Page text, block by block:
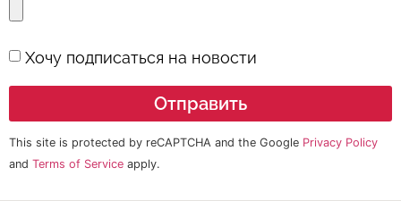
Хочу подписаться на новости
Отправить
This site is protected by reCAPTCHA and the Google Privacy Policy
and Terms of Service apply.